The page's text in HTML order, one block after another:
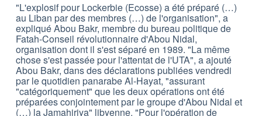
"L'explosif pour Lockerbie (Ecosse) a été préparé (…)
au Liban par des membres (…) de l'organisation", a
expliqué Abou Bakr, membre du bureau politique de
Fatah-Conseil révolutionnaire d'Abou Nidal,
organisation dont il s'est séparé en 1989. "La même
chose s'est passée pour l'attentat de l'UTA", a ajouté
Abou Bakr, dans des déclarations publiées vendredi
par le quotidien panarabe Al-Hayat, "assurant
"catégoriquement" que les deux opérations ont été
préparées conjointement par le groupe d'Abou Nidal et
(…) la Jamahiriya" libyenne. "Pour l'opération de